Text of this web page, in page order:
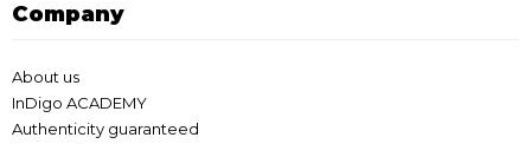
Company
About us
InDigo ACADEMY
Authenticity guaranteed